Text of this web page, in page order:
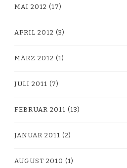
MAI 2012 (17)
APRIL 2012 (3)
MÄRZ 2012 (1)
JULI 2011 (7)
FEBRUAR 2011 (13)
JANUAR 2011 (2)
AUGUST 2010 (1)